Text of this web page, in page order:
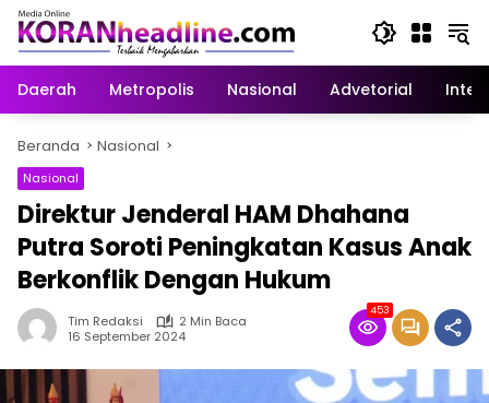
Langsung
konten
Daerah
Metropolis Nasional Advetorial
Beranda Nasional
Nasional
Direktur Jenderal HAM Dhahana
Putra Soroti Peningkatan Kasus Anak
Berkonflik Dengan Hukum
Tim Redaksi
2 Min Baca
16 September 2024
453